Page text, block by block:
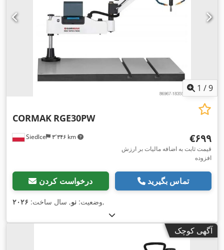
1 /9
Siedlce ۳٬۳۴۶ km
CORMAK RGE30PW
‎€۶۹۹
قیمت ثابت به اضافه مالیات بر ارزش
افزوده
درخواست کردن تماس بگیرید
وضعیت: نو, سال ساخت: ۲۰۲۶ ,
آگهی کوچک